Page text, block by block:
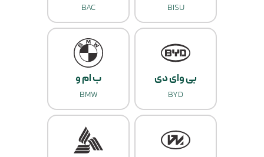
BISU
BAC
بی وای دی
BYD
ب ام و
BMW